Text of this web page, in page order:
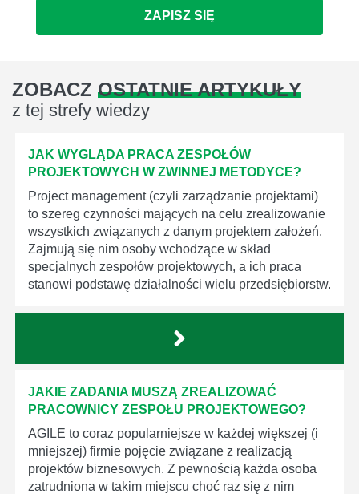
ZAPISZ SIĘ
ZOBACZ OSTATNIE ARTYKUŁY
z tej strefy wiedzy
JAK WYGLĄDA PRACA ZESPOŁÓW
PROJEKTOWYCH W ZWINNEJ METODYCE?
Project management (czyli zarządzanie projektami)
to szereg czynności mających na celu zrealizowanie
wszystkich związanych z danym projektem założeń.
Zajmują się nim osoby wchodzące w skład
specjalnych zespołów projektowych, a ich praca
stanowi podstawę działalności wielu przedsiębiorstw.
JAKIE ZADANIA MUSZĄ ZREALIZOWAĆ
PRACOWNICY ZESPOŁU PROJEKTOWEGO?
AGILE to coraz popularniejsze w każdej większej (i
mniejszej) firmie pojęcie związane z realizacją
projektów biznesowych. Z pewnością każda osoba
zatrudniona w takim miejscu choć raz się z nim